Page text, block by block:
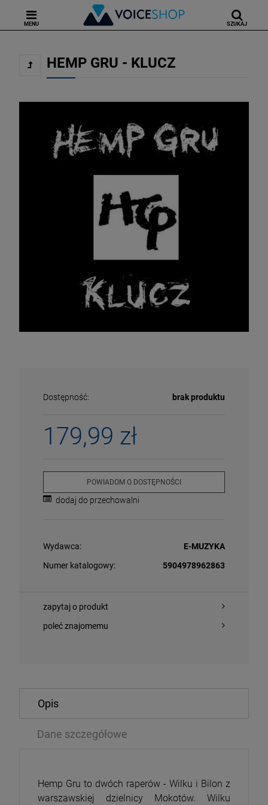
MENU SZUKAJ
TULL - UNDER WRAPS (THE BRUCE SOORD 2026
114,69 zł
-15%
45,04 zł
HEMP GRU - KLUCZ
Dostępność: brak produktu
179,99 zł
POWIADOM O DOSTĘPNOŚCI
dodaj do przechowalni
Wydawca:
E-MUZYKA
Numer katalogowy:
5904978962863
zapytaj o produkt
poleć znajomemu
Opis
Dane szczegółowe
Hemp Gru to dwóch raperów - Wilku i Bilon z
warszawskiej dzielnicy Mokotów. Wilku